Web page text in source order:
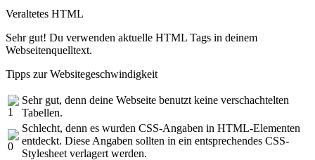
Veraltetes HTML
Sehr gut! Du verwenden aktuelle HTML Tags in deinem
Webseitenquelltext.
Tipps zur Websitegeschwindigkeit
Sehr gut, denn deine Webseite benutzt keine verschachtelten
Tabellen.
Schlecht, denn es wurden CSS-Angaben in HTML-Elementen
entdeckt. Diese Angaben sollten in ein entsprechendes CSS-
Stylesheet verlagert werden.